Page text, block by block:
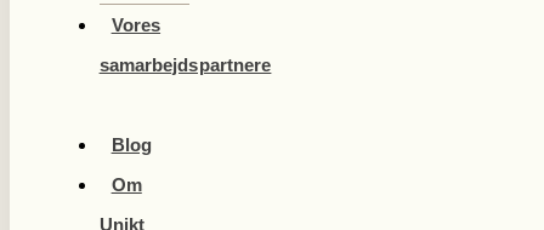
Vores
samarbejdspartnere
Blog
Om
Unikt